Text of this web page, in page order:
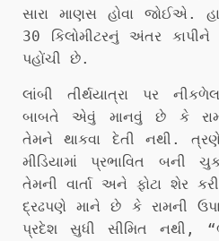
સારા માણસ હોવા જોઈએ.
30 કિલોમીટરનું અંતર કાપીને
પહોંચી છે.
લાંબી તીર્થયાત્રા પર
બાબતે એવું માનવું છે કે રામ
તેમને થાકવા દેતી નથી.
મીડિયામાં પ્રભાવિત
તેમની વાર્તા અને ફોટા શેર
દ્રઢપણે માને છે કે રામની
પ્રદેશ સુધી સીમિત નથી,